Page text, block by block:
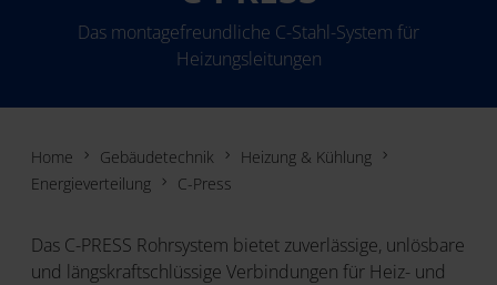
Das montagefreundliche C-Stahl-System für
Heizungsleitungen
Home Gebäudetechnik
Heizung & Kühlung
Energieverteilung
C-Press
Das C-PRESS Rohrsystem bietet zuverlässige, unlösbare
und längskraftschlüssige Verbindungen für Heiz- und